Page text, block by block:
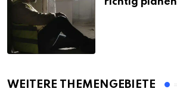
WEITERE THEMENGEBIETE